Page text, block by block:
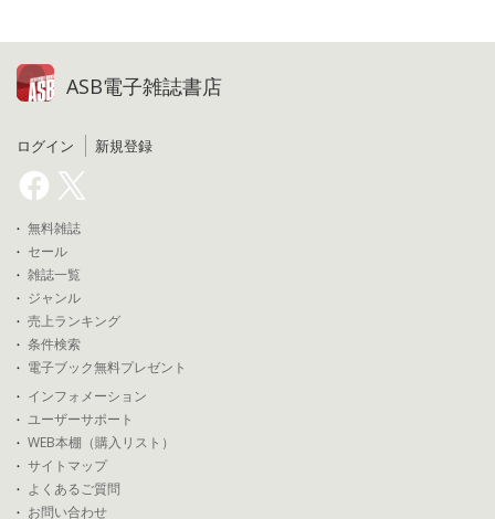
ASB電子雑誌書店
ログイン 新規登録
無料雑誌
セール
雑誌一覧
ジャンル
売上ランキング
条件検索
電子ブック無料プレゼント
インフォメーション
ユーザーサポート
WEB本棚（購入リスト）
サイトマップ
よくあるご質問
お問い合わせ